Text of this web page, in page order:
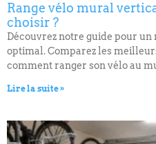
Range vélo mural
choisir ?
Découvrez notre guide pour
optimal. Comparez les
comment ranger son vélo au
Lire la suite »